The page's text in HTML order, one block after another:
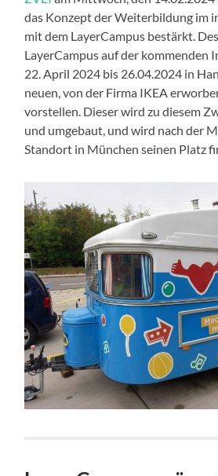
das Konzept der Weiterbildung im
mit dem LayerCampus bestärkt.
LayerCampus auf der kommenden
22. April 2024 bis 26.04.2024 in
neuen, von der Firma IKEA
vorstellen. Dieser wird zu diesem
und umgebaut, und wird nach der
Standort in München seinen Platz